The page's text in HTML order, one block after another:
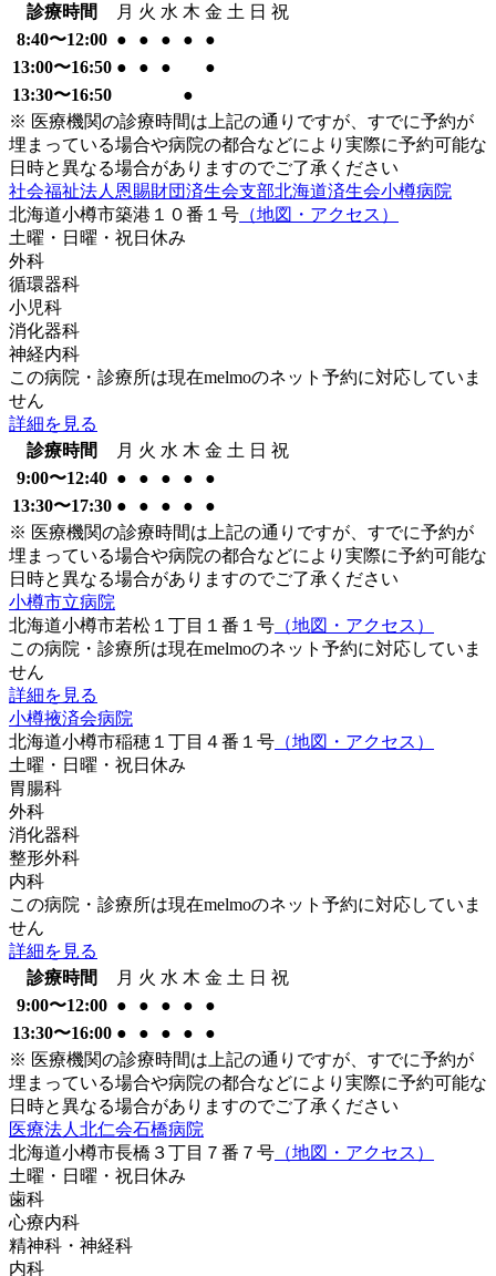
診療時間
月 火 水 木 金 土 日 祝
8:40〜12:00 ● ● ● ●
●
13:00〜16:50 ● ● ●
●
13:30〜16:50
●
※ 医療機関の診療時間は上記の通りですが、すでに予約が
埋まっている場合や病院の都合などにより実際に予約可能な
日時と異なる場合がありますのでご了承ください
社会福祉法人恩賜財団済生会支部北海道済生会小樽病院
北海道小樽市築港１０番１号 （地図・アクセス）
土曜・日曜・祝日 休み
外科
循環器科
小児科
消化器科
神経内科
この病院・診療所は現在melmoのネット予約に対応していま
せん
詳細を見る
診療時間
月 火 水 木 金 土 日 祝
9:00〜12:40 ● ● ● ●
●
13:30〜17:30 ● ● ● ●
●
※ 医療機関の診療時間は上記の通りですが、すでに予約が
埋まっている場合や病院の都合などにより実際に予約可能な
日時と異なる場合がありますのでご了承ください
小樽市立病院
北海道小樽市若松１丁目１番１号 （地図・アクセス）
この病院・診療所は現在melmoのネット予約に対応していま
せん
詳細を見る
小樽掖済会病院
北海道小樽市稲穂１丁目４番１号 （地図・アクセス）
土曜・日曜・祝日 休み
胃腸科
外科
消化器科
整形外科
内科
この病院・診療所は現在melmoのネット予約に対応していま
せん
詳細を見る
診療時間
月 火 水 木 金 土 日 祝
9:00〜12:00 ● ● ● ●
●
13:30〜16:00 ● ● ● ●
●
※ 医療機関の診療時間は上記の通りですが、すでに予約が
埋まっている場合や病院の都合などにより実際に予約可能な
日時と異なる場合がありますのでご了承ください
医療法人北仁会石橋病院
北海道小樽市長橋３丁目７番７号 （地図・アクセス）
土曜・日曜・祝日 休み
歯科
心療内科
精神科・神経科
内科